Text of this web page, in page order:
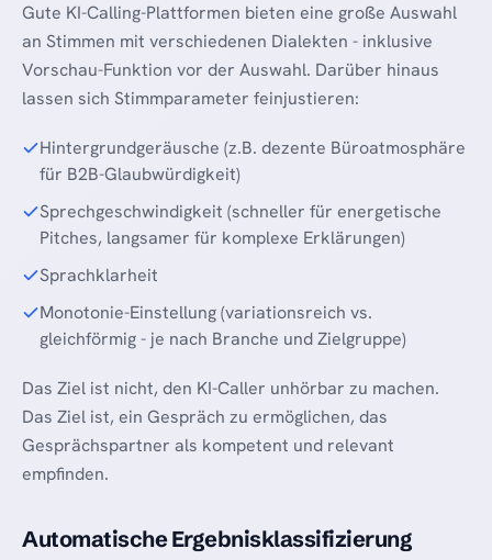
Gute KI-Calling-Plattformen bieten eine große Auswahl
an Stimmen mit verschiedenen Dialekten - inklusive
Vorschau-Funktion vor der Auswahl. Darüber hinaus
lassen sich Stimmparameter feinjustieren:
Hintergrundgeräusche (z.B. dezente Büroatmosphäre
für B2B-Glaubwürdigkeit)
Sprechgeschwindigkeit (schneller für energetische
Pitches, langsamer für komplexe Erklärungen)
Sprachklarheit
Monotonie-Einstellung (variationsreich vs.
gleichförmig - je nach Branche und Zielgruppe)
Das Ziel ist nicht, den KI-Caller unhörbar zu machen.
Das Ziel ist, ein Gespräch zu ermöglichen, das
Gesprächspartner als kompetent und relevant
empfinden.
Automatische Ergebnisklassifizierung